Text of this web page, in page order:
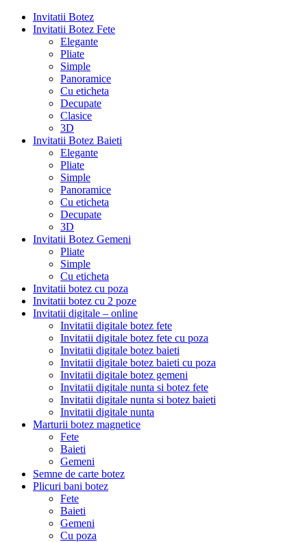
Invitatii Botez
Invitatii Botez Fete
Elegante
Pliate
Simple
Panoramice
Cu eticheta
Decupate
Clasice
3D
Invitatii Botez Baieti
Elegante
Pliate
Simple
Panoramice
Cu eticheta
Decupate
3D
Invitatii Botez Gemeni
Pliate
Simple
Cu eticheta
Invitatii botez cu poza
Invitatii botez cu 2 poze
Invitatii digitale – online
Invitatii digitale botez fete
Invitatii digitale botez fete cu poza
Invitatii digitale botez baieti
Invitatii digitale botez baieti cu poza
Invitatii digitale botez gemeni
Invitatii digitale nunta si botez fete
Invitatii digitale nunta si botez baieti
Invitatii digitale nunta
Marturii botez magnetice
Fete
Baieti
Gemeni
Semne de carte botez
Plicuri bani botez
Fete
Baieti
Gemeni
Cu poza